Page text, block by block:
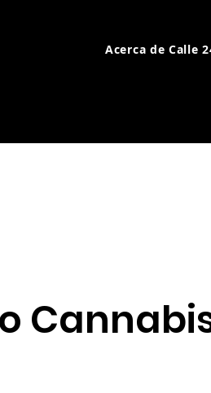
Acerca de Calle